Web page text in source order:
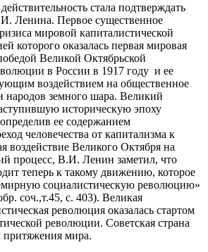
стала подтверждать
Ленина. Первое существенное
мировой капиталистической
которого оказалась первая мировая
Великой Октябрьской
в России в 1917 году и ее
воздействием на общественное
народов земного шара. Великий
историческую эпоху
ее содержанием
человечества от капитализма к
воздействие Великого Октября на
процесс, В.И. Ленин заметил, что
теперь к такому движению, которое
социалистическую революцию»
соч.,т.45, с. 403). Великая
революция оказалась стартом
революции. Советская страна
притяжения мира.